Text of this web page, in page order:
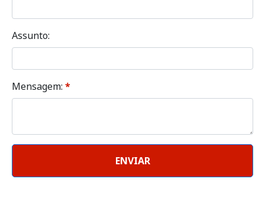
Assunto:
Mensagem: *
ENVIAR